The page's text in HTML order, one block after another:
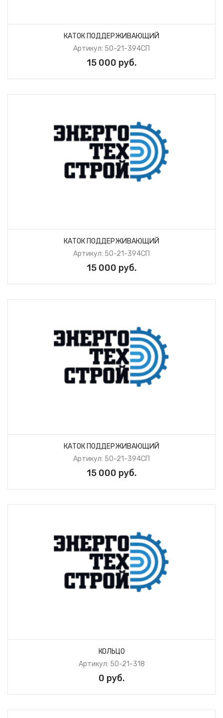
КАТОК ПОДДЕРЖИВАЮЩИЙ
Артикул: 50-21-394СП
15 000 руб.
КАТОК ПОДДЕРЖИВАЮЩИЙ
Артикул: 50-21-394СП
15 000 руб.
КАТОК ПОДДЕРЖИВАЮЩИЙ
Артикул: 50-21-394СП
15 000 руб.
КОЛЬЦО
Артикул: 50-21-318
0 руб.